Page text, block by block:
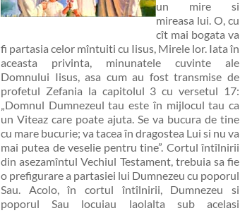
un mire si
mireasa lui. O, cu
cît mai bogata va
fi partasia celor mîntuiti cu Iisus, Mirele lor. Iata în
aceasta privinta, minunatele cuvinte ale
Domnului Iisus, asa cum au fost transmise de
profetul Zefania la capitolul 3 cu versetul 17:
„Domnul Dumnezeul tau este în mijlocul tau ca
un Viteaz care poate ajuta. Se va bucura de tine
cu mare bucurie; va tacea în dragostea Lui si nu va
mai putea de veselie pentru tine”. Cortul întîlnirii
din asezamîntul Vechiul Testament, trebuia sa fie
o prefigurare a partasiei lui Dumnezeu cu poporul
Sau. Acolo, în cortul întîlnirii, Dumnezeu si
poporul Sau locuiau laolalta sub acelasi